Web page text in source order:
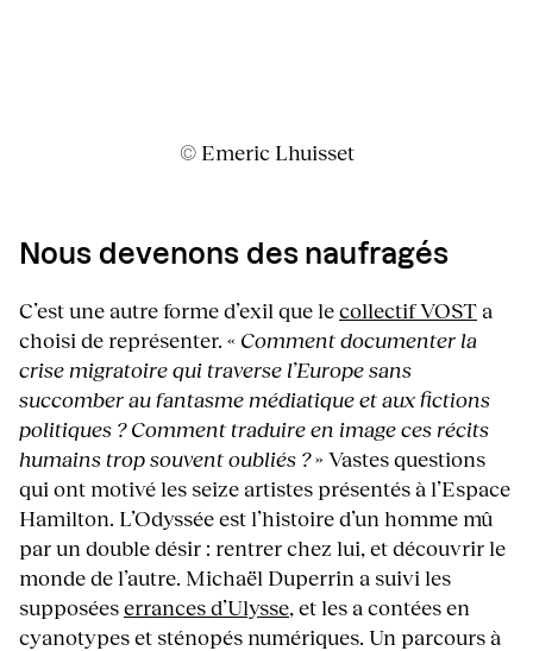
© Emeric Lhuisset
Nous devenons des naufragés
C’est une autre forme d’exil que lecollectif VOST a
choisi de représenter. « Comment documenter la
crise migratoire qui traverse l’Europe sans
succomber au fantasme médiatique et aux fictions
politiques ? Comment traduire en image ces récits
humains trop souvent oubliés ?» Vastes questions
qui ont motivé les seize artistes présentés à l’Espace
Hamilton. L’Odyssée est l’histoire d’un homme mû
par un double désir : rentrer chez lui, et découvrir le
monde de l’autre. Michaël Duperrin a suivi les
supposéeserrances d’Ulysse, et les a contées en
cyanotypes et sténopés numériques. Un parcours à